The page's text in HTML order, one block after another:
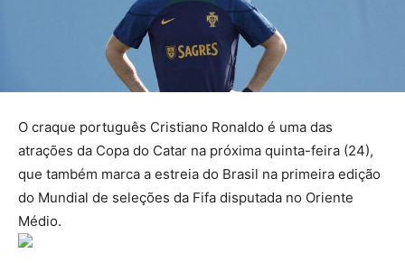
O craque português Cristiano Ronaldo é uma das
atrações da Copa do Catar na próxima quinta-feira (24),
que também marca a estreia do Brasil na primeira edição
do Mundial de seleções da Fifa disputada no Oriente
Médio.